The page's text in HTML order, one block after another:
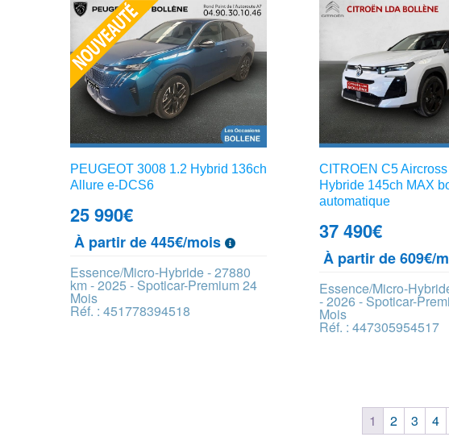
PEUGEOT 3008 1.2 Hybrid 136ch
Allure e-DCS6
25 990€
À partir de 445€/mois
Essence/Micro-Hybride - 27880
km - 2025 - Spoticar-Premium 24
Mois
Réf. : 451778394518
CITROEN C5 Aircross
Hybride 145ch MAX
automatique
37 490€
À partir de 609€/
Essence/Micro-
- 2026 - Spoticar-
Mois
Réf. : 447305954517
1 2 3 4